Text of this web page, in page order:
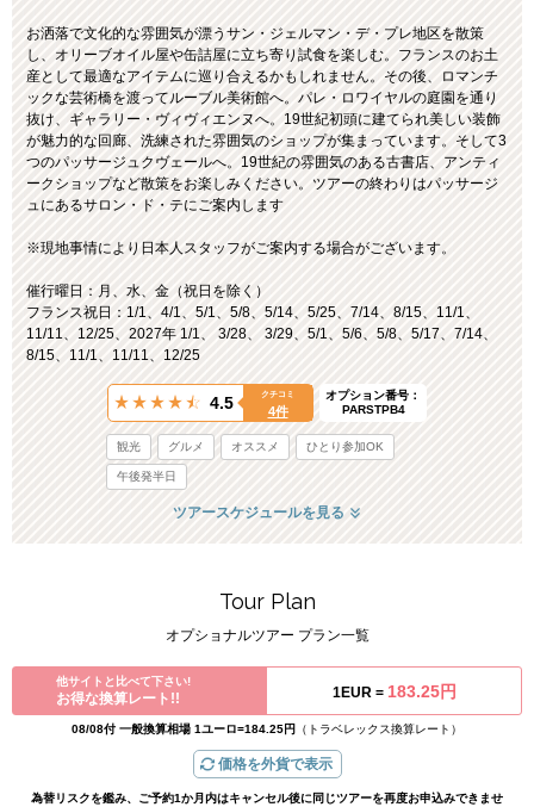
お洒落で文化的な雰囲気が漂うサン・ジェルマン・デ・プレ地区を散策
し、オリーブオイル屋や缶詰屋に立ち寄り試食を楽しむ。フランスのお土
産として最適なアイテムに巡り合えるかもしれません。その後、ロマンチ
ックな芸術橋を渡ってルーブル美術館へ。パレ・ロワイヤルの庭園を通り
抜け、ギャラリー・ヴィヴィエンヌへ。19世紀初頭に建てられ美しい装飾
が魅力的な回廊、洗練された雰囲気のショップが集まっています。そして3
つのパッサージュクヴェールへ。19世紀の雰囲気のある古書店、アンティ
ークショップなど散策をお楽しみください。ツアーの終わりはパッサージ
ュにあるサロン・ド・テにご案内します
※現地事情により日本人スタッフがご案内する場合がございます。
催行曜日：月、水、金（祝日を除く）
フランス祝日：1/1、4/1、5/1、5/8、5/14、5/25、7/14、8/15、11/1、
11/11、12/25、2027年 1/1、 3/28、 3/29、5/1、5/6、5/8、5/17、7/14、
8/15、11/1、11/11、12/25
4.5 クチコミ
4件
オプション番号：
PARSTPB4
観光 グルメ オススメ ひとり参加OK
午後発半日
ツアースケジュールを見る
Tour Plan
オプショナルツアー プラン一覧
他サイトと比べて下さい!
お得な換算レート!! 1EUR = 183.25円
08/08付 一般換算相場 1ユーロ=184.25円 （トラベレックス換算レート）
価格を外貨で表示
為替リスクを鑑み、ご予約1か月内はキャンセル後に同じツアーを再度お申込みできませ